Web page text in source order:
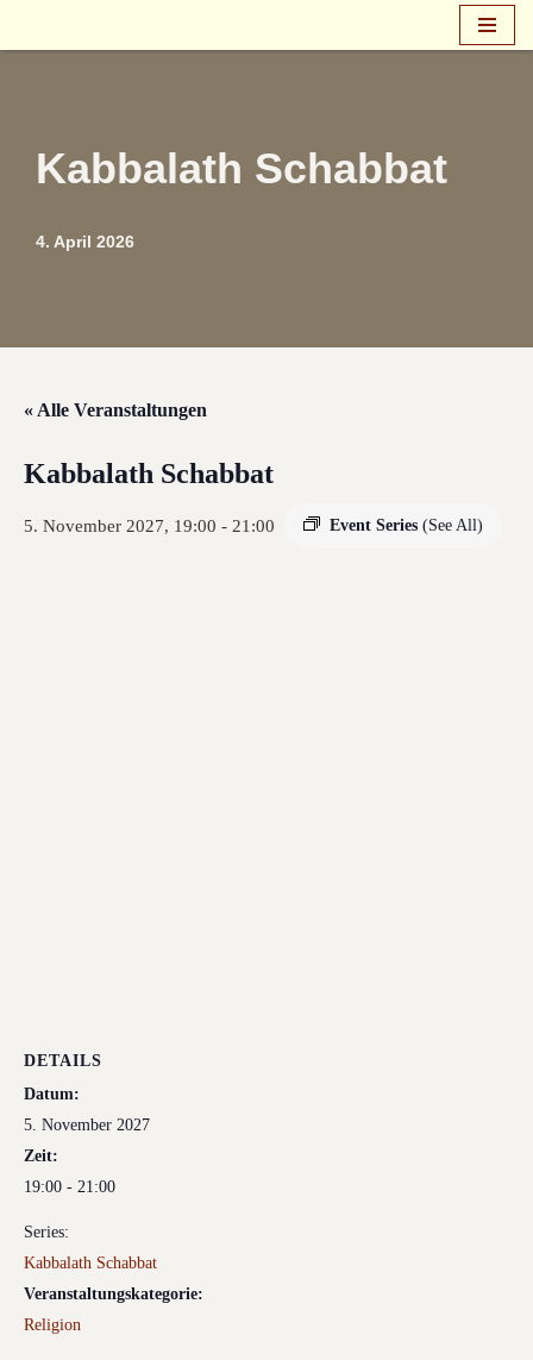
Kabbalath Schabbat
4. April 2026
« Alle Veranstaltungen
Kabbalath Schabbat
5. November 2027, 19:00 - 21:00 Event Series (See All)
DETAILS
Datum:
5. November 2027
Zeit:
19:00 - 21:00
Series:
Kabbalath Schabbat
Veranstaltungskategorie:
Religion